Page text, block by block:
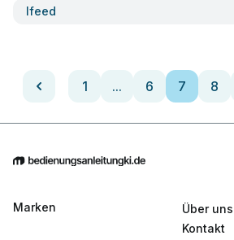
Ifeed
1 ... 6 7 8
Marken
Über
Kontakt